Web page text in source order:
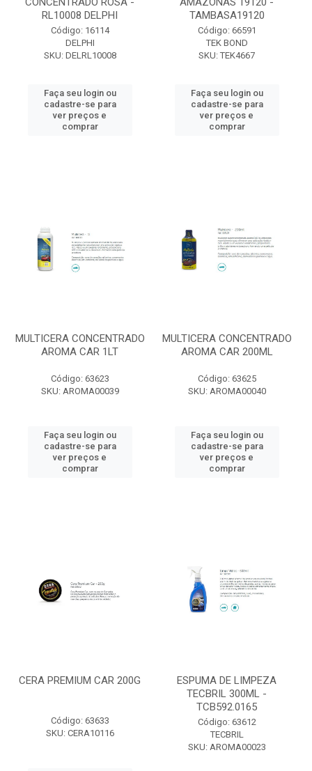
RL10008 DELPHI
Código: 16114
DELPHI
SKU: DELRL10008
Faça seu login ou
cadastre-se para
ver preços e
comprar
TAMBASA19120
Código: 66591
TEK BOND
SKU: TEK4667
Faça seu login ou
cadastre-se para
ver preços e
comprar
MULTICERA CONCENTRADO
AROMA CAR 1LT
Código: 63623
SKU: AROMA00039
Faça seu login ou
cadastre-se para
ver preços e
comprar
MULTICERA CONCENTRADO
AROMA CAR 200ML
Código: 63625
SKU: AROMA00040
Faça seu login ou
cadastre-se para
ver preços e
comprar
CERA PREMIUM CAR 200G
Código: 63633
SKU: CERA10116
ESPUMA DE LIMPEZA
TECBRIL 300ML -
TCB592.0165
Código: 63612
TECBRIL
SKU: AROMA00023